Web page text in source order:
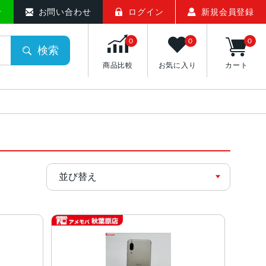
お問い合わせ ログイン 新規会員登録
検索
商品比較
0
お気に入り
0
カート
0